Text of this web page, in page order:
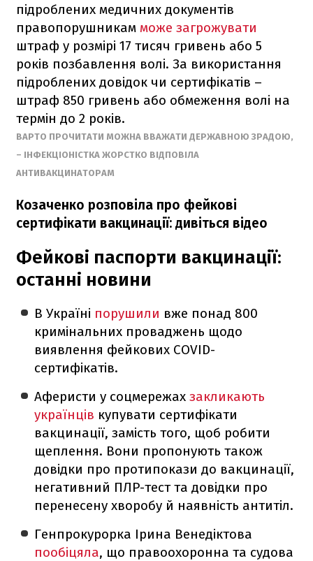
підроблених медичних документів
правопорушникам може загрожувати
штраф у розмірі 17 тисяч гривень або 5
років позбавлення волі. За використання
підроблених довідок чи сертифікатів –
штраф 850 гривень або обмеження волі на
термін до 2 років.
ВАРТО ПРОЧИТАТИ МОЖНА ВВАЖАТИ ДЕРЖАВНОЮ ЗРАДОЮ,
– ІНФЕКЦІОНІСТКА ЖОРСТКО ВІДПОВІЛА
АНТИВАКЦИНАТОРАМ
Козаченко розповіла про фейкові
сертифікати вакцинації: дивіться відео
Фейкові паспорти вакцинації:
останні новини
В Україні порушили вже понад 800
кримінальних проваджень щодо
виявлення фейкових COVID-
сертифікатів.
Аферисти у соцмережахзакликають
українців купувати сертифікати
вакцинації, замість того, щоб робити
щеплення. Вони пропонують також
довідки про протипокази до вакцинації,
негативний ПЛР-тест та довідки про
перенесену хворобу й наявність антитіл.
​Генпрокурорка Ірина Венедіктова
пообіцяла, що правоохоронна та судова